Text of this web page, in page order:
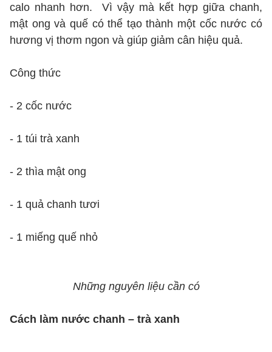
calo nhanh hơn. Vì vậy mà kết hợp giữa chanh,
mật ong và quế có thể tạo thành một cốc nước có
hương vị thơm ngon và giúp giảm cân hiệu quả.
Công thức
- 2 cốc nước
- 1 túi trà xanh
- 2 thìa mật ong
- 1 quả chanh tươi
- 1 miếng quế nhỏ
Những nguyên liệu cần có
Cách làm nước chanh – trà xanh